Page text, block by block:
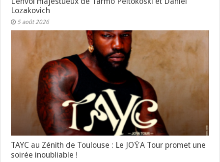
Lozakovich
5 août 2026
TAYC au Zénith de Toulouse : Le JOŸA Tour promet une
soirée inoubliable !